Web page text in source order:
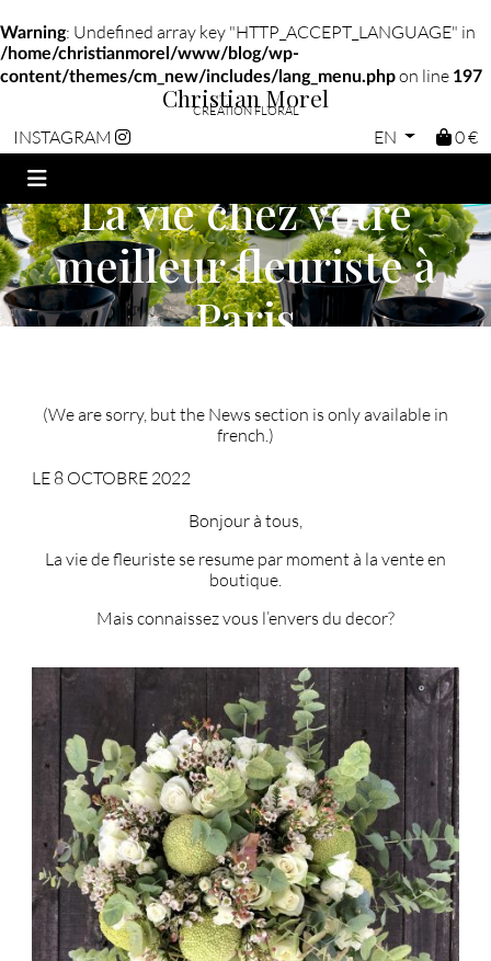
Warning: Undefined array key "HTTP_ACCEPT_LANGUAGE" in
/home/christianmorel/www/blog/wp-
content/themes/cm_new/includes/lang_menu.phpon line 197
INSTAGRAM
Christian Morel
CRÉATION FLORAL
EN 0 €
La vie chez votre
meilleur fleuriste à
Paris
(We are sorry, but the News section is only available in
french.)
LE 8 OCTOBRE 2022
Bonjour à tous,
La vie de fleuriste se resume par moment à la vente en
boutique.
Mais connaissez vous l’envers du decor?